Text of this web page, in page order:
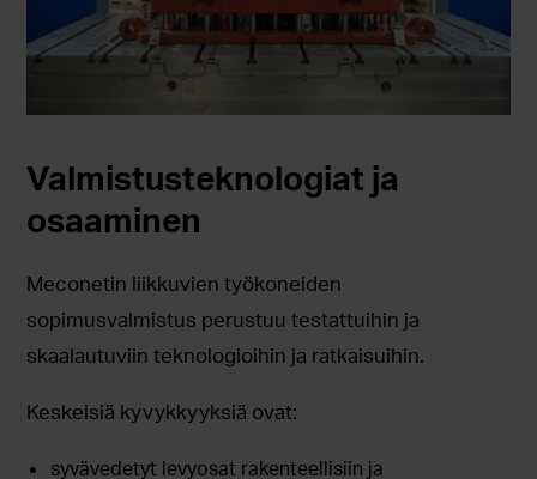
Valmistusteknologiat ja
osaaminen
Meconetin liikkuvien työkoneiden
sopimusvalmistus perustuu testattuihin ja
skaalautuviin teknologioihin ja ratkaisuihin.
Keskeisiä kyvykkyyksiä ovat:
syvävedetyt levyosat rakenteellisiin ja